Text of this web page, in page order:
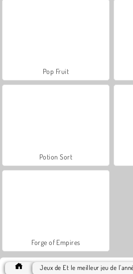
Pop Fruit
Potion Sort
Forge of Empires